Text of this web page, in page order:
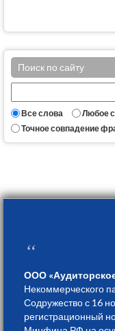
Поиск по сайту
Все слова
Любое
Точное совпадение
“
ООО
Некоммерческого
Содружество с 16
регистрационный